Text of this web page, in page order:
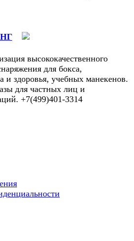
высококачественного
для бокса,
и здоровья, учебных манекенов.
для частных лиц и
+7(499)401-3314